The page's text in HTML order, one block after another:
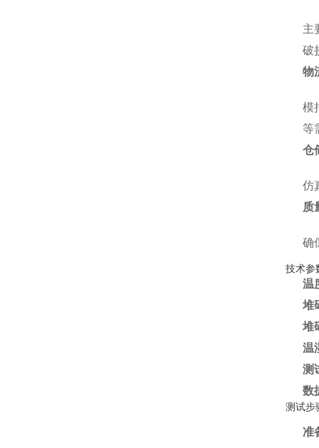
主
破
物
模
等
仓
仿
质
确
技术参
温
堆
堆
温
测
数
测试步
准